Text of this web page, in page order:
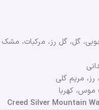
گل، گل رز، مرکبات، مشک
مریم گلی
کهربا